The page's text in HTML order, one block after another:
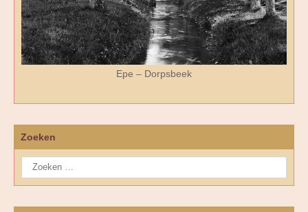
Epe – Dorpsbeek
Zoeken